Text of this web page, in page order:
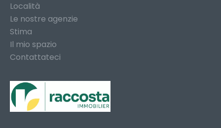
Località
Le nostre agenzie
Stima
Il mio spazio
Contattateci